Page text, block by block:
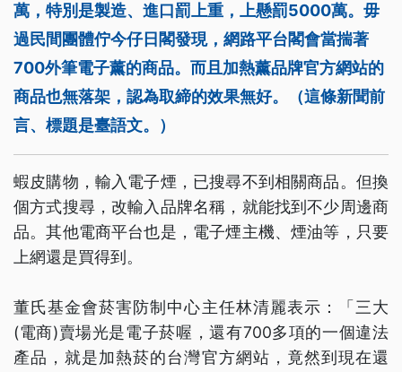
萬，特別是製造、進口罰上重，上懸罰5000萬。毋
過民間團體佇今仔日閣發現，網路平台閣會當揣著
700外筆電子薰的商品。而且加熱薰品牌官方網站的
商品也無落架，認為取締的效果無好。（這條新聞前
言、標題是臺語文。）
蝦皮購物，輸入電子煙，已搜尋不到相關商品。但換
個方式搜尋，改輸入品牌名稱，就能找到不少周邊商
品。其他電商平台也是，電子煙主機、煙油等，只要
上網還是買得到。
董氏基金會菸害防制中心主任林清麗表示：「三大
(電商)賣場光是電子菸喔，還有700多項的一個違法
產品，就是加熱菸的台灣官方網站，竟然到現在還